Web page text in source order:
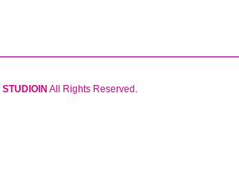
STUDIOIN All Rights Reserved.